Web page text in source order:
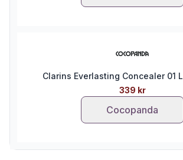
Clarins Everlasting Concealer 01
339 kr
Cocopanda